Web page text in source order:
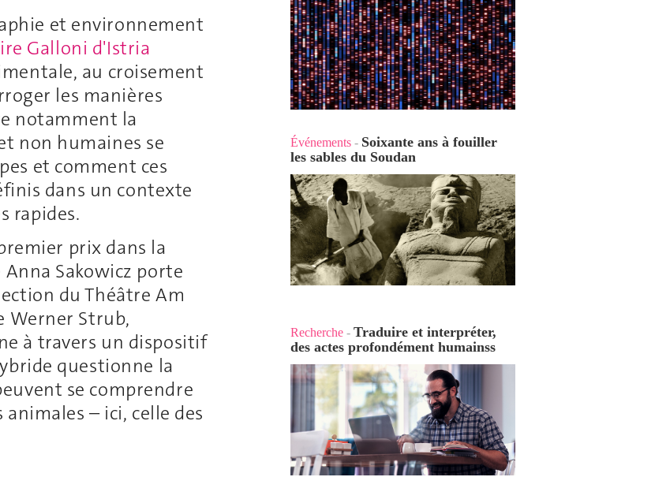
et environnement
Galloni d'Istria
au croisement
les manières
notamment la
non humaines se
et comment ces
dans un contexte
rapides.
prix dans la
Sakowicz porte
du Théâtre Am
Werner Strub,
à travers un dispositif
questionne la
se comprendre
– ici, celle des
Événements - Soixante ans à fouiller
les sables du Soudan
Recherche - Traduire et interpréter,
des actes profondément humainss